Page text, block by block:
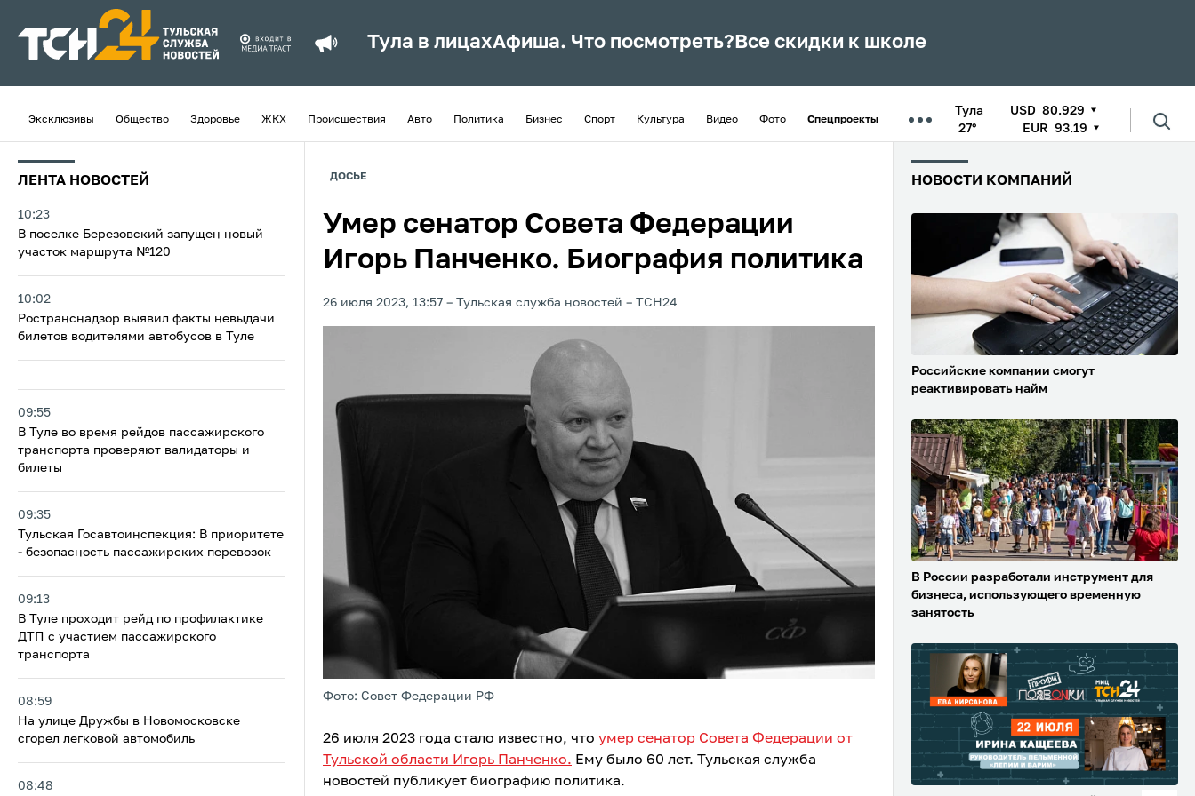
Тула в лицахАфиша. Что посмотреть? Все скидки к школе
Эксклюзивы Общество Здоровье ЖКХ Происшествия Авто Политика Бизнес Спорт Культура Видео Фото Спецпроекты
Тула
27°
USD 80.929
EUR 93.19
ЛЕНТА НОВОСТЕЙ
10:23
В поселке Березовский запущен новый
участок маршрута №120
10:02
Ространснадзор выявил факты невыдачи
билетов водителями автобусов в Туле
09:55
В Туле во время рейдов пассажирского
транспорта проверяют валидаторы и
билеты
09:35
Тульская Госавтоинспекция: В приоритете
- безопасность пассажирских перевозок
09:13
В Туле проходит рейд по профилактике
ДТП с участием пассажирского
транспорта
08:59
На улице Дружбы в Новомосковске
сгорел легковой автомобиль
08:48
ДОСЬЕ
Умер сенатор Совета Федерации
Игорь Панченко. Биография политика
26 июля 2023, 13:57 Тульская служба новостей ТСН24
Фото: Совет Федерации РФ
26 июля 2023 года стало известно, что умер сенатор Совета Федерации от
Тульской области Игорь Панченко. Ему было 60 лет. Тульская служба
новостей публикует биографию политика.
НОВОСТИ КОМПАНИЙ
Российские компании смогут
реактивировать найм
В России разработали инструмент для
бизнеса, использующего временную
занятость